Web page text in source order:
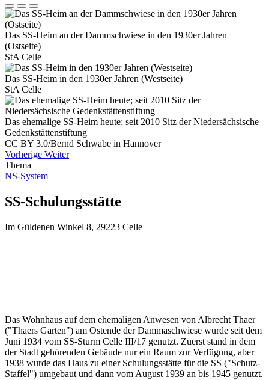
Das SS-Heim an der Dammschwiese in den 1930er Jahren
(Ostseite)
StA Celle
Das SS-Heim in den 1930er Jahren (Westseite)
StA Celle
Das ehemalige SS-Heim heute; seit 2010 Sitz der Niedersächsische
Gedenkstättenstiftung
CC BY 3.0/Bernd Schwabe in Hannover
Vorherige Weiter
Thema
NS-System
SS-Schulungsstätte
Im Güldenen Winkel 8, 29223 Celle
Das Wohnhaus auf dem ehemaligen Anwesen von Albrecht Thaer
("Thaers Garten") am Ostende der Dammaschwiese wurde seit dem
Juni 1934 vom SS-Sturm Celle III/17 genutzt. Zuerst stand in dem
der Stadt gehörenden Gebäude nur ein Raum zur Verfügung, aber
1938 wurde das Haus zu einer Schulungsstätte für die SS ("Schutz-
Staffel") umgebaut und dann vom August 1939 an bis 1945 genutzt.